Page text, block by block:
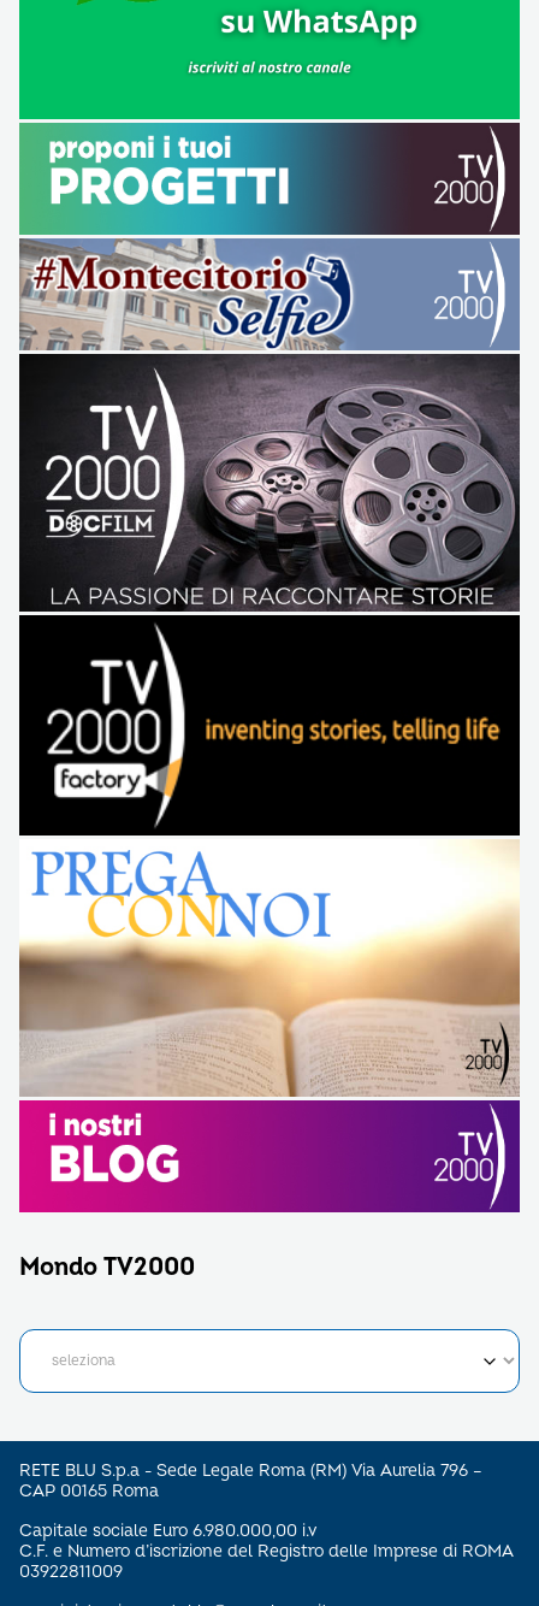
Mondo TV2000
RETE BLU S.p.a - Sede Legale Roma (RM) Via Aurelia 796 –
CAP 00165 Roma
Capitale sociale Euro 6.980.000,00 i.v
C.F. e Numero d’iscrizione del Registro delle Imprese di ROMA
03922811009